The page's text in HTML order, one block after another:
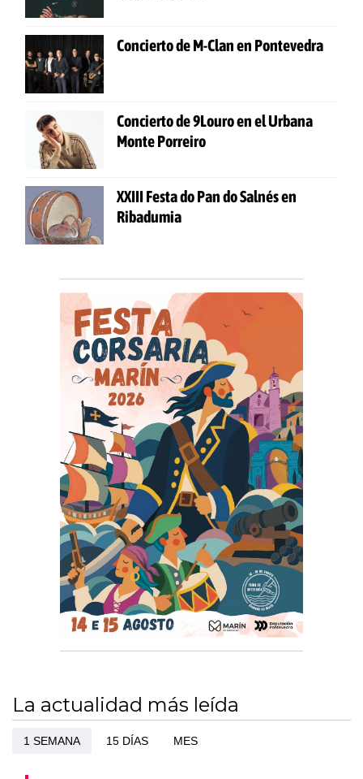
Concierto de M-Clan en Pontevedra
Concierto de 9Louro en el Urbana
Monte Porreiro
XXIII Festa do Pan do Salnés en
Ribadumia
La actualidad más leída
1 SEMANA 15 DÍAS MES